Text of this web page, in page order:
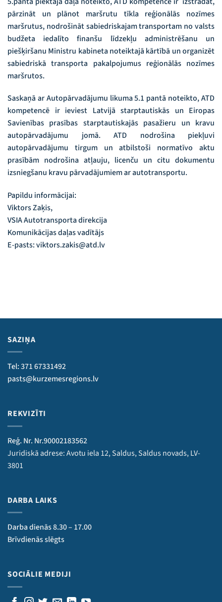
pārzināt un plānot maršrutu tīkla reģionālās nozīmes
maršrutus, nodrošināt sabiedriskajam transportam no valsts
budžeta iedalīto finanšu līdzekļu administrēšanu un
piešķiršanu Ministru kabineta noteiktajā kārtībā un organizēt
sabiedriskā transporta pakalpojumus reģionālās nozīmes
maršrutos.
Saskaņā ar Autopārvadājumu likuma 5.1 pantā noteikto, ATD
kompetencē ir ieviest Latvijā starptautiskās un Eiropas
Savienības prasības starptautiskajās pasažieru un kravu
autopārvadājumu jomā. ATD nodrošina piekļuvi
autopārvadājumu tirgum un atbilstoši normatīvo aktu
prasībām nodrošina atļauju, licenču un citu dokumentu
izsniegšanu kravu pārvadājumiem ar autotransportu.
Papildu informācijai:
Viktors Zaķis,
VSIA Autotransporta direkcija
Komunikācijas daļas vadītājs
E-pasts: viktors.zakis@atd.lv
SAZIŅA
Tel: 371 67331492
pasts@kurzemesregions.lv
REKVIZĪTI
Reģ. Nr. Nr.90002183562
Juridiskā adrese: Avotu iela 12, Saldus, Saldus novads, LV-
3801
DARBA LAIKS
Darba dienās 8.30 – 17.00
Brīvdienās slēgts
SOCIĀLIE MEDIJI